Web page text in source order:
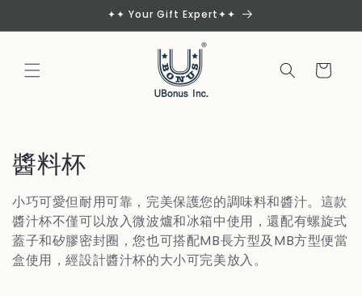
✦✦ Your Gift Expert✦✦
Cart
C
o
l
l
醬料杯
小巧可愛但耐用可靠，完美保護您的調味料和醬汁。這款
醬汁杯不僅可以放入微波爐和冰箱中使用，還配有螺旋式
蓋子和矽膠密封圈，您也可搭配MB長方型及MB方型便當
盒使用，經設計醬汁杯的大小可完美放入。